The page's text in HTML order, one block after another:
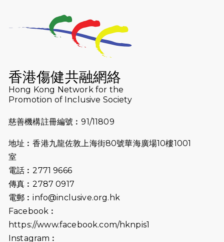
成就毅行壯舉
尋找跑會的故事 #23 | 猛龍長跑會 -
Why Not Run
2024-11-07
樂施毅行者｜毅行40「堅」並肩下周
五開鑼 逾4千健兒蓄勢待發
跑友黃志輝(Jeff)和鄭子健(Jason)
2024-10-22
#WhyNotRun 試跑員一號的領跑體
2024-10-01
港鐵「Chill Fun鐵路樂園」近8萬人
參加 邀視障、聽障人士入場促社會共
2024-08-11
Justice Bernstein’s interview with
香港傷健共融網絡
Hong Kong Network for the
Promotion of Inclusive Society
慈善機構註冊編號︰91/11809
地址︰香港九龍佐敦上海街80號華海廣場10樓1001
室
電話︰2771 9666
傳真︰2787 0917
電郵︰info@inclusive.org.hk
Facebook︰
https://www.facebook.com/hknpis1
Instagram︰